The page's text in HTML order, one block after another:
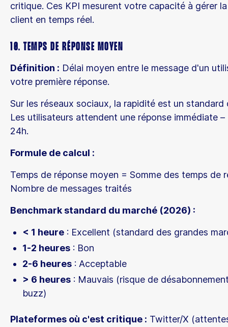
critique. Ces KPI mesurent votre capacité à gérer
client en temps réel.
10. Temps de réponse moyen
Définition : Délai moyen entre le message d'un
votre première réponse.
Sur les réseaux sociaux, la rapidité est un standard
Les utilisateurs attendent une réponse immédiate –
24h.
Formule de calcul :
Temps de réponse moyen = Somme des temps de
Nombre de messages traités
Benchmark standard du marché (2026) :
< 1 heure : Excellent (standard des grandes
1-2 heures : Bon
2-6 heures : Acceptable
> 6 heures : Mauvais (risque de
buzz)
Plateformes où c'est critique : Twitter/X